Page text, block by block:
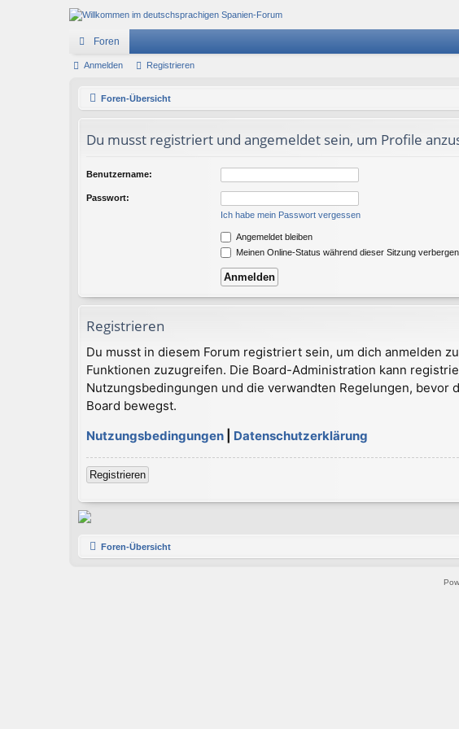
Foren
Anmelden Registrieren
Foren-Übersicht
Du musst registriert und angemeldet sein, um Profile
Benutzername:
Passwort:
Ich habe mein Passwort vergessen
Angemeldet bleiben
Meinen Online-Status während dieser Sitzung verbergen
Registrieren
Du musst in diesem Forum registriert sein, um dich anmelden
Funktionen zuzugreifen. Die Board-Administration kann
Nutzungsbedingungen und die verwandten Regelungen,
Board bewegst.
Nutzungsbedingungen| Datenschutzerklärung
Registrieren
Foren-Übersicht